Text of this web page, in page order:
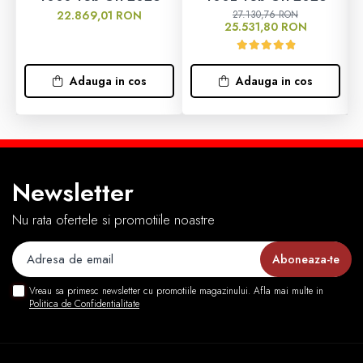
și noroiului
Design sportiv în culoare roșu intens
ridicată
01
02
03
04
Motor:
Capacitate:
22.869,01 RON
Adauga in cos
27.130,76 RON
25.531,80 RON
Adauga in cos
Newsletter
Nu rata ofertele si promotiile noastre
Vreau sa primesc newsletter cu promotiile magazinului. Afla mai multe in
Politica de Confidentialitate